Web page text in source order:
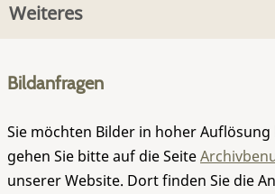
Weiteres
Bildanfragen
Sie möchten Bilder in hoher Auflösung
gehen Sie bitte auf die Seite
unserer Website. Dort finden Sie die